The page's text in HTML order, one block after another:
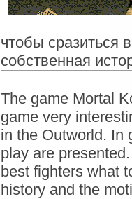
чтобы сразиться
собственная
The game Mortal
game very
in the Outworld. In
play are
best fighters what
history and the